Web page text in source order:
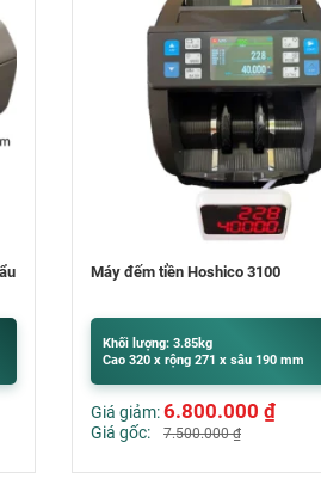
Hộp lưu trữ Sentry Safe
Khối lượng: 20kg
Cao 35.9 x rộng 42.1 x sâu 35.1 cm
Giá giảm:6.929.000 ₫
Giá gốc: 7.000.000₫